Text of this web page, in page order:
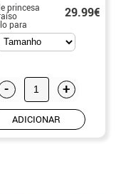
princesa
para
29.99€
- +
ADICIONAR